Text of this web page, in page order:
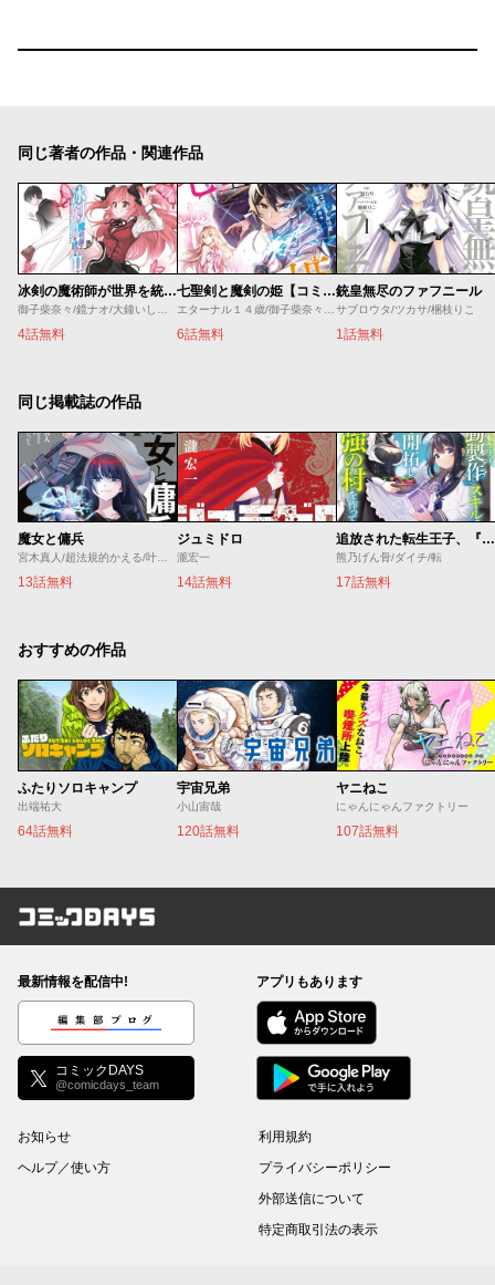
同じ著者の作品・関連作品
冰剣の魔術師が世界を統べるⅡ～世界最強の魔術師である少年は、魔術学院に入学する～
4話無料
七聖剣と魔剣の姫【コミカライズ版】
6話無料
銃皇無尽のファフニール
サブロウタ/ツカサ/梱枝りこ
1話無料
同じ掲載誌の作品
魔女と傭兵
宮木真人/超法規的かえる/叶世べんち
13話無料
ジュミドロ
瀧宏一
14話無料
追放された転生王子、『自動製作』スキルで領地を爆速で開拓し最強の村を作ってしまう
熊乃げん骨/ダイチ/転
17話無料
おすすめの作品
ふたりソロキャンプ
出端祐大
64話無料
宇宙兄弟
小山宙哉
120話無料
ヤニねこ
にゃんにゃんファクトリー
107話無料
コミックDAYS
最新情報を配信中!
編集部ブログ
コミックDAYS
@comicdays_team
アプリもあります
お知らせ
ヘルプ／使い方
利用規約
プライバシーポリシー
外部送信について
特定商取引法の表示